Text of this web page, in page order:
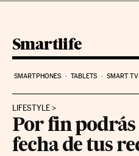
Smartlife
SMARTPHONES TABLETS SMART TV
LIFESTYLE
Por fin
fecha de tus